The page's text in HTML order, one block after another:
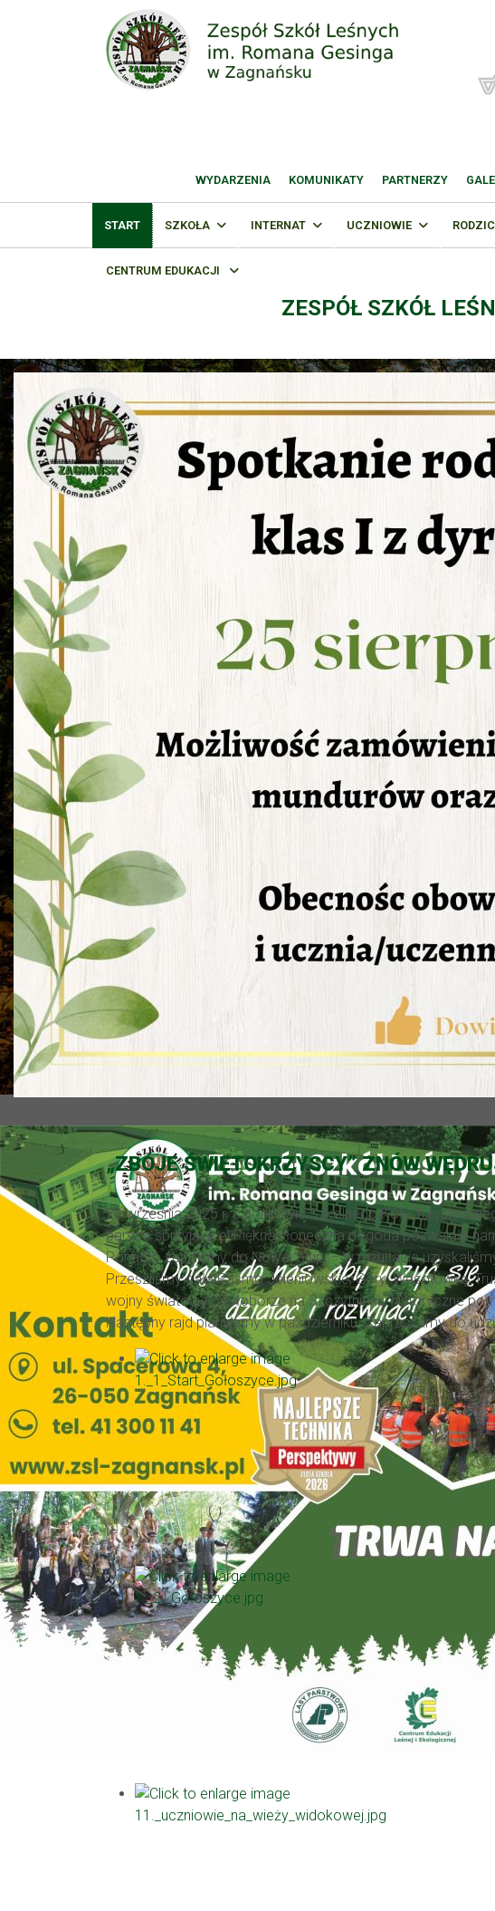
WYDARZENIA KOMUNIKATY PARTNERZY
START SZKOŁA INTERNAT UCZNIOWIE
CENTRUM EDUKACJI
ZESPÓŁ SZKÓŁ
„ZBÓJE ŚWIĘTOKRZYSCY” ZNÓW
20 września 2025 r. członkowie Szkolnego Koła
bardzo sprzyjające! Piękna słoneczna pogoda pozwalała
Ponadto zeszliśmy do Nowej Słupi – w rezultacie
Przeszliśmy całe Pasmo Jeleniowskie, Góry: Wesołówkę,
wojny światowej, Gołoborze na Szczytniaku, historyczne
Następny rajd planujemy w październiku. Zapraszamy do